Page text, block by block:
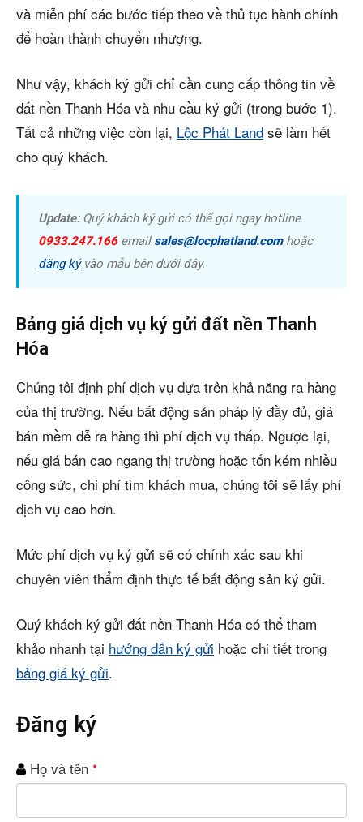
và miễn phí các bước tiếp theo về thủ tục hành chính
để hoàn thành chuyển nhượng.
Như vậy, khách ký gửi chỉ cần cung cấp thông tin về
đất nền Thanh Hóa và nhu cầu ký gửi (trong bước 1).
Tất cả những việc còn lại, Lộc Phát Land sẽ làm hết
cho quý khách.
Update:Quý khách ký gửi có thể gọi ngay hotline
0933.247.166 email sales@locphatland.comhoặc
đăng kývào mẫu bên dưới đây.
Bảng giá dịch vụ ký gửi đất nền Thanh
Hóa
Chúng tôi định phí dịch vụ dựa trên khả năng ra hàng
của thị trường. Nếu bất động sản pháp lý đầy đủ, giá
bán mềm dễ ra hàng thì phí dịch vụ thấp. Ngược lại,
nếu giá bán cao ngang thị trường hoặc tốn kém nhiều
công sức, chi phí tìm khách mua, chúng tôi sẽ lấy phí
dịch vụ cao hơn.
Mức phí dịch vụ ký gửi sẽ có chính xác sau khi
chuyên viên thẩm định thực tế bất động sản ký gửi.
Quý khách ký gửi đất nền Thanh Hóa có thể tham
khảo nhanh tại hướng dẫn ký gửi hoặc chi tiết trong
bảng giá ký gửi.
Đăng ký
Họ và tên *